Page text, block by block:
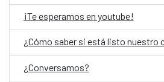
¡Te esperamos en youtube!
¿Cómo saber si está listo nuestro
¿Conversamos?